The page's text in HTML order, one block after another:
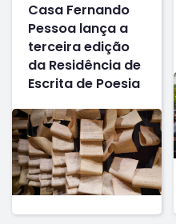
Casa Fernando
Pessoa lança a
terceira edição
da Residência de
Escrita de Poesia